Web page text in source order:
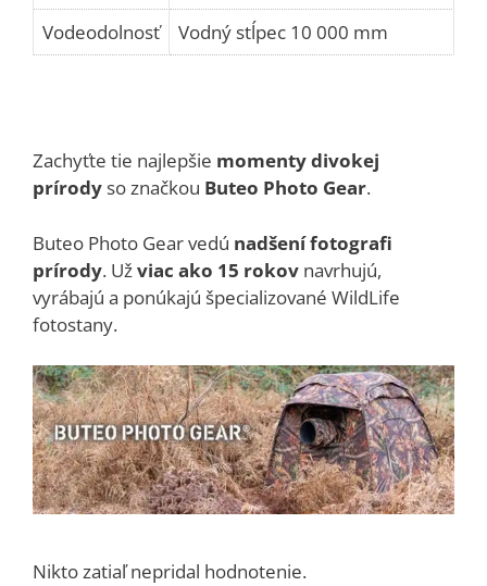
Vodeodolnosť
Vodný stĺpec 10 000 mm
Zachyťte tie najlepšie momenty divokej
prírody so značkou Buteo Photo Gear.
Buteo Photo Gear vedú nadšení fotografi
prírody. Užviac ako 15 rokov navrhujú,
vyrábajú a ponúkajú špecializované WildLife
fotostany.
Nikto zatiaľ nepridal hodnotenie.